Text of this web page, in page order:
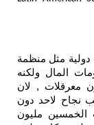
مثل منظمة
المال ولكنه
معرقلات , لان
نجاح لاحد دون
مليون